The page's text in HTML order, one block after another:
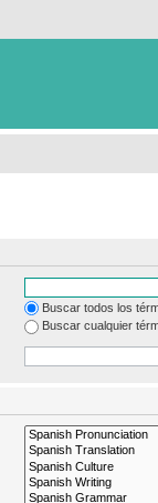
Buscar todos los
Buscar cualquier